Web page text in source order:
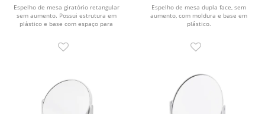
Espelho de mesa giratório retangular
sem aumento. Possui estrutura em
plástico e base com espaço para
Espelho de mesa dupla face, sem
aumento, com moldura e base em
plástico.